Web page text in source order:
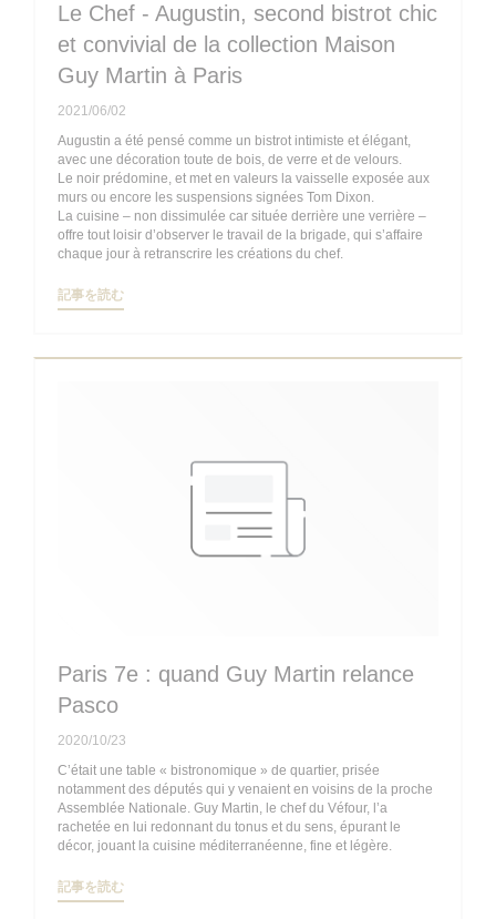
Le Chef - Augustin, second bistrot chic
et convivial de la collection Maison
Guy Martin à Paris
2021/06/02
Augustin a été pensé comme un bistrot intimiste et élégant,
avec une décoration toute de bois, de verre et de velours.
Le noir prédomine, et met en valeurs la vaisselle exposée aux
murs ou encore les suspensions signées Tom Dixon.
La cuisine – non dissimulée car située derrière une verrière –
offre tout loisir d’observer le travail de la brigade, qui s’affaire
chaque jour à retranscrire les créations du chef.
記事を読む((新しいウィンドウで開きます))
Paris 7e : quand Guy Martin relance
Pasco
2020/10/23
C’était une table « bistronomique » de quartier, prisée
notamment des députés qui y venaient en voisins de la proche
Assemblée Nationale. Guy Martin, le chef du Véfour, l’a
rachetée en lui redonnant du tonus et du sens, épurant le
décor, jouant la cuisine méditerranéenne, fine et légère.
記事を読む((新しいウィンドウで開きます))